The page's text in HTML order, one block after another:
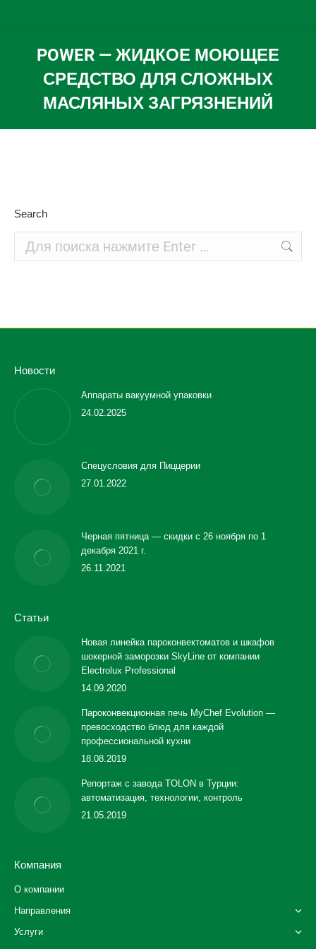
POWER — ЖИДКОЕ МОЮЩЕЕ
СРЕДСТВО ДЛЯ СЛОЖНЫХ
МАСЛЯНЫХ ЗАГРЯЗНЕНИЙ
Вы здесь:
Search
Новости
Аппараты вакуумной упаковки
24.02.2025
Спецусловия для Пиццерии
27.01.2022
Черная пятница — скидки с 26 ноября по 1
декабря 2021 г.
26.11.2021
Статьи
Новая линейка пароконвектоматов и шкафов
шокерной заморозки SkyLine от компании
Electrolux Professional
14.09.2020
Пароконвекционная печь MyChef Evolution —
превосходство блюд для каждой
профессиональной кухни
18.08.2019
Репортаж с завода TOLON в Турции:
автоматизация, технологии, контроль
21.05.2019
Компания
О компании
Направления
Услуги